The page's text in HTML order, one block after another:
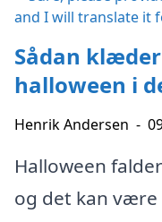
Sådan
halloween i
Henrik Andersen -
Halloween
og det kan